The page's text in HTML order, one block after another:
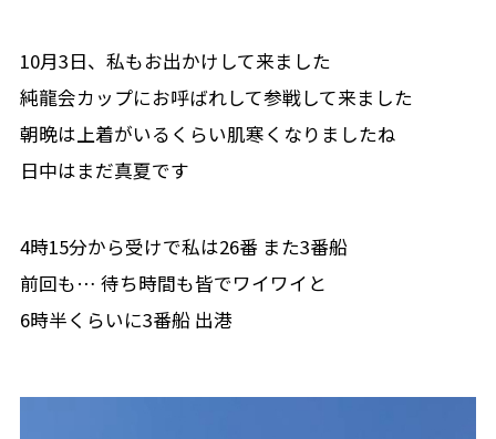
10月3日、私もお出かけして来ました
純龍会カップにお呼ばれして参戦して来ました
朝晩は上着がいるくらい肌寒くなりましたね
日中はまだ真夏です
4時15分から受けで私は26番 また3番船
前回も… 待ち時間も皆でワイワイと
6時半くらいに3番船 出港